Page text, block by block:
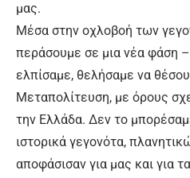
μας.
Μέσα στην οχλοβοή των
περάσουμε σε μια νέα φάση
ελπίσαμε, θελήσαμε να
Μεταπολίτευση, με όρους
την Ελλάδα. Δεν το
ιστορικά γεγονότα,
αποφάσισαν για μας και για